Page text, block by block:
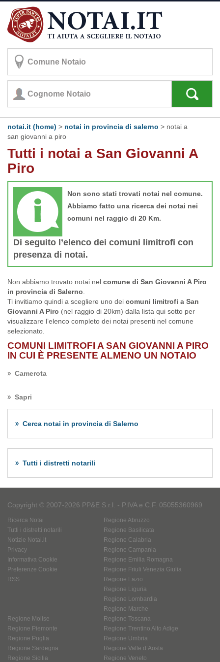
notai.it (home) > notai in provincia di salerno > notai a
san giovanni a piro
Tutti i notai a San Giovanni A
Piro
Non sono stati trovati notai nel comune.
Abbiamo fatto una ricerca dei notai nei
comuni nel raggio di 20 Km.
Di seguito l’elenco dei comuni limitrofi con
presenza di notai.
Non abbiamo trovato notai nel comune di San Giovanni A Piro
in provincia di Salerno
Ti invitiamo quindi a scegliere uno dei comuni limitrofi a San
Giovanni A Piro (nel raggio di 20km) dalla lista qui sotto per
visualizzare l’elenco completo dei notai presenti nel comune
selezionato.
COMUNI LIMITROFI A SAN GIOVANNI A PIRO
IN CUI È PRESENTE ALMENO UN NOTAIO
Camerota
Sapri
Cerca notai in provincia di Salerno
Tutti i distretti notarili
Copyright © 2007-2026 PP&E S.r.l. - P.IVA e C.F. 05055360969
Ricerca Notai
Tutti i distretti notarili
Notizie Notai.it
Privacy
Informativa Cookie
Preferenze Cookie
RSS
Regione Abruzzo
Regione Basilicata
Regione Calabria
Regione Campania
Regione Emilia Romagna
Regione Friuli Venezia Giulia
Regione Lazio
Regione Liguria
Regione Lombardia
Regione Marche
Regione Molise
Regione Piemonte
Regione Puglia
Regione Sardegna
Regione Sicilia
Regione Toscana
Regione Trentino Alto Adige
Regione Umbria
Regione Valle d’Aosta
Regione Veneto